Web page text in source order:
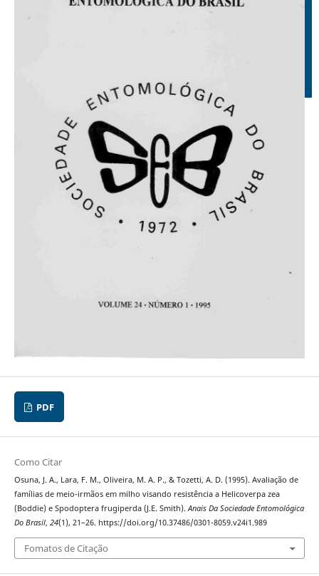
PDF
Como Citar
Osuna, J. A., Lara, F. M., Oliveira, M. A. P., & Tozetti, A. D. (1995). Avaliação de
famílias de meio-irmãos em milho visando resistência a Helicoverpa zea
(Boddie) e Spodoptera frugiperda (J.E. Smith).Anais Da Sociedade Entomológica
Do Brasil, 24(1), 21–26. https://doi.org/10.37486/0301-8059.v24i1.989
Fomatos de Citação